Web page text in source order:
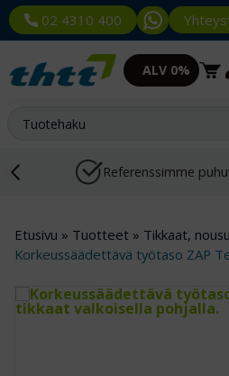
02 4310 400
ALV 0%
Referenssimme
Etusivu » Tuotteet » Tikkaat,
Korkeussäädettävä työtaso ZAP